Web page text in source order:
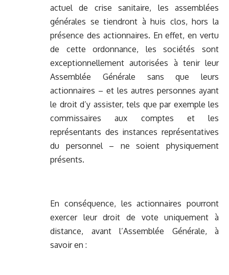
actuel de crise sanitaire, les assemblées
générales se tiendront à huis clos, hors la
présence des actionnaires. En effet, en vertu
de cette ordonnance, les sociétés sont
exceptionnellement autorisées à tenir leur
Assemblée Générale sans que leurs
actionnaires – et les autres personnes ayant
le droit d’y assister, tels que par exemple les
commissaires aux comptes et les
représentants des instances représentatives
du personnel – ne soient physiquement
présents.
En conséquence, les actionnaires pourront
exercer leur droit de vote uniquement à
distance, avant l’Assemblée Générale, à
savoir en :